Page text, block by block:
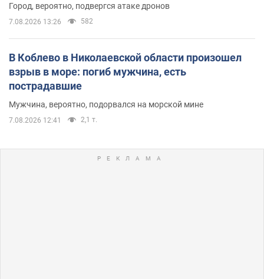
Город, вероятно, подвергся атаке дронов
7.08.2026 13:26 582
В Коблево в Николаевской области произошел
взрыв в море: погиб мужчина, есть
пострадавшие
Мужчина, вероятно, подорвался на морской мине
7.08.2026 12:41 2,1 т.